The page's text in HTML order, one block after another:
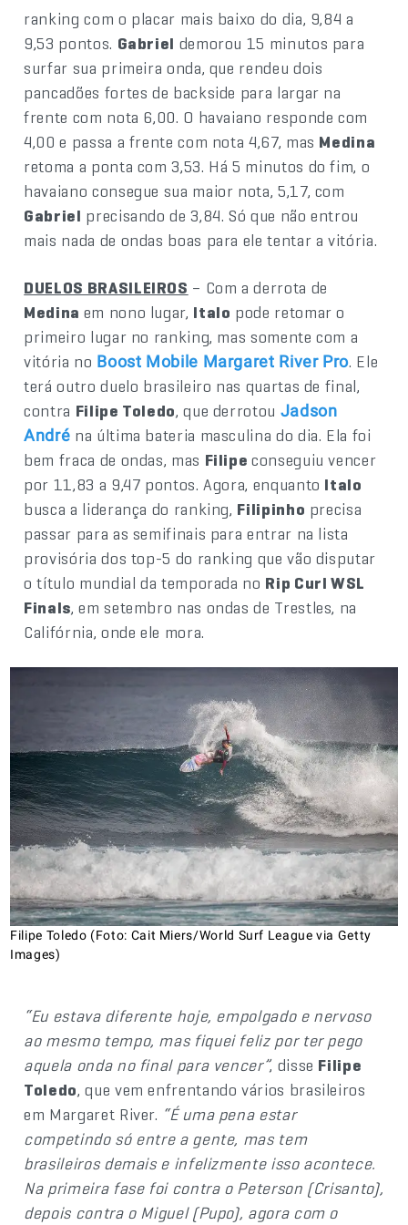
ranking com o placar mais baixo do dia, 9,84 a
9,53 pontos. Gabriel demorou 15 minutos para
surfar sua primeira onda, que rendeu dois
pancadões fortes de backside para largar na
frente com nota 6,00. O havaiano responde com
4,00 e passa a frente com nota 4,67, mas Medina
retoma a ponta com 3,53. Há 5 minutos do fim, o
havaiano consegue sua maior nota, 5,17, com
Gabriel precisando de 3,84. Só que não entrou
mais nada de ondas boas para ele tentar a vitória.
DUELOS BRASILEIROS – Com a derrota de
Medina em nono lugar, Italo pode retomar o
primeiro lugar no ranking, mas somente com a
vitória no Boost Mobile Margaret River Pro. Ele
terá outro duelo brasileiro nas quartas de final,
contra Filipe Toledo, que derrotou Jadson
André na última bateria masculina do dia. Ela foi
bem fraca de ondas, mas Filipeconseguiu vencer
por 11,83 a 9,47 pontos. Agora, enquanto Italo
busca a liderança do ranking, Filipinho precisa
passar para as semifinais para entrar na lista
provisória dos top-5 do ranking que vão disputar
o título mundial da temporada no Rip Curl WSL
Finals, em setembro nas ondas de Trestles, na
Califórnia, onde ele mora.
Filipe Toledo (Foto: Cait Miers/World Surf League via Getty
Images)
“Eu estava diferente hoje, empolgado e nervoso
ao mesmo tempo, mas fiquei feliz por ter pego
aquela onda no final para vencer”, disse Filipe
Toledo, que vem enfrentando vários brasileiros
em Margaret River. “É uma pena estar
competindo só entre a gente, mas tem
brasileiros demais e infelizmente isso acontece.
Na primeira fase foi contra o Peterson (Crisanto),
depois contra o Miguel (Pupo), agora com o